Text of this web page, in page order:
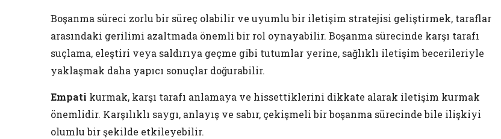
Boşanma süreci zorlu bir süreç olabilir ve uyumlu bir iletişim stratejisi geliştirmek, taraflar
arasındaki gerilimi azaltmada önemli bir rol oynayabilir. Boşanma sürecinde karşı tarafı
suçlama, eleştiri veya saldırıya geçme gibi tutumlar yerine, sağlıklı iletişim becerileriyle
yaklaşmak daha yapıcı sonuçlar doğurabilir.
Empati kurmak, karşı tarafı anlamaya ve hissettiklerini dikkate alarak iletişim kurmak
önemlidir. Karşılıklı saygı, anlayış ve sabır, çekişmeli bir boşanma sürecinde bile ilişkiyi
olumlu bir şekilde etkileyebilir.